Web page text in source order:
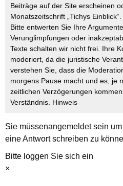
Beiträge auf der Site erscheinen
Monatszeitschrift „Tichys Einblick“.
Bitte entwerten Sie Ihre
Verunglimpfungen oder
Texte schalten wir nicht frei. Ihre
moderiert, da die juristische
verstehen Sie, dass die
morgens Pause macht und es, je
zeitlichen Verzögerungen
Verständnis. Hinweis
Sie müssenangemeldetsein um
eine Antwort schreiben zu
Bitte loggen Sie sich ein
×